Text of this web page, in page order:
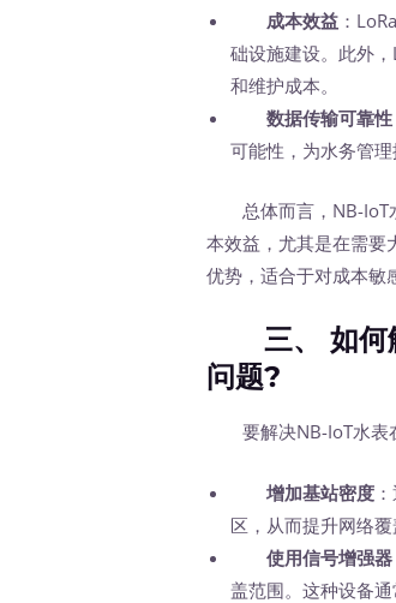
成本效益 ：
础设施建设。此外
和维护成本。
数据传输可靠性
可能性，为水务管理
总体而言，NB-IoT
本效益，尤其是在需要
优势，适合于对成本敏
三、 如何
问题?
要解决NB-IoT水表在
增加基站密度
区，从而提升网络
使用信号增强器
盖范围。这种设备